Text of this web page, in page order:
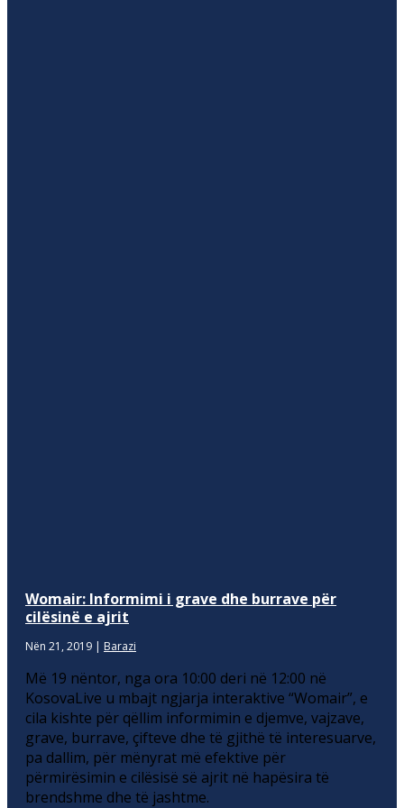
Womair: Informimi i grave dhe burrave për
cilësinë e ajrit
Nën 21, 2019 | Barazi
Më 19 nëntor, nga ora 10:00 deri në 12:00 në
KosovaLive u mbajt ngjarja interaktive “Womair”, e
cila kishte për qëllim informimin e djemve, vajzave,
grave, burrave, çifteve dhe të gjithë të interesuarve,
pa dallim, për mënyrat më efektive për
përmirësimin e cilësisë së ajrit në hapësira të
brendshme dhe të jashtme.